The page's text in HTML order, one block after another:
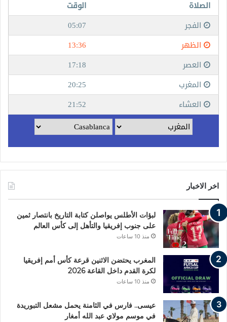
اخر الاخبار
لبؤات الأطلس يواصلن كتابة التاريخ بانتصار ثمين
على جنوب إفريقيا والتأهل إلى كأس العالم
منذ 10 ساعات
المغرب يحتضن الاثنين قرعة كأس أمم إفريقيا
لكرة القدم داخل القاعة 2026
منذ 10 ساعات
عيسى.. فارس في الثامنة يحمل مشعل التبوريدة
في موسم مولاي عبد الله أمغار